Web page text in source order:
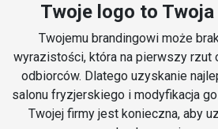
Twoje logo to
Twojemu brandingowi może
wyrazistości, która na pierwszy rzut
odbiorców. Dlatego uzyskanie
salonu fryzjerskiego i modyfikacja
Twojej firmy jest konieczna, aby